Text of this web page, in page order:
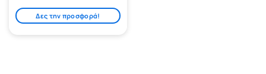
Δες την προσφορά!